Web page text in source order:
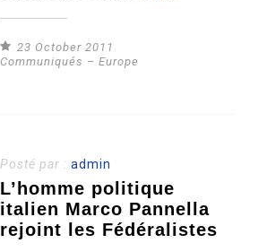
23 October 2011
Communiqués – Europe
Posté par :admin
L’homme politique
italien Marco Pannella
rejoint les Fédéralistes